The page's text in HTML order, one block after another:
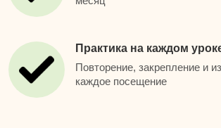
Практика на каждом
Повторение, закрепление и
каждое посещение